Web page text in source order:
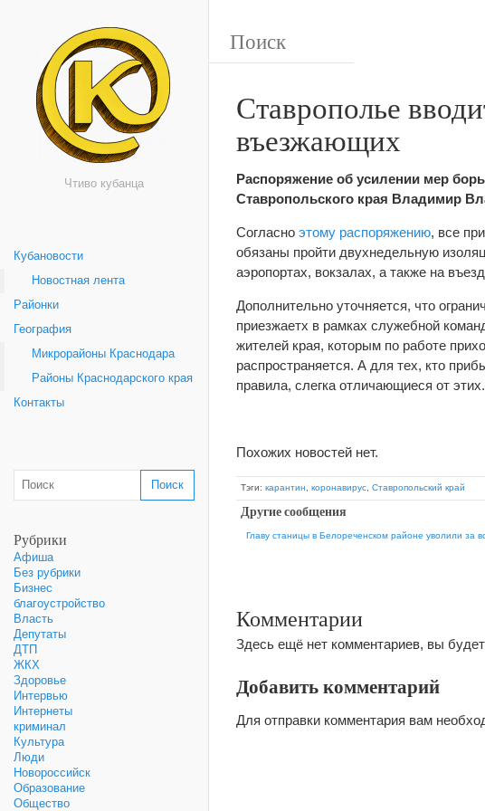
Чтиво кубанца
Кубановости
Новостная лента
Районки
География
Микрорайоны Краснодара
Районы Краснодарского края
Контакты
Рубрики
Афиша
Без рубрики
Бизнес
благоустройство
Власть
Депутаты
ДТП
ЖКХ
Здоровье
Интервью
Интернеты
криминал
Культура
Люди
Новороссийск
Образование
Общество
Ставрополье
въезжающих
Распоряжение об усилении мер
Ставропольского края Владимир
Согласно этому распоряжению, все
обязаны пройти двухнедельную
аэропортах, вокзалах, а также на
Дополнительно уточняется, что
приезжаетх в рамках служебной
жителей края, которым по работе
распространяется. А для тех, кто
правила, слегка отличающиеся от этих.
Похожих новостей нет.
Тэги: карантин коронавирус Ставропольский край
Другие сообщения
Главу станицы в Белореченском районе уволили за
Комментарии
Здесь ещё нет комментариев, вы
Добавить комментарий
Для отправки комментария вам